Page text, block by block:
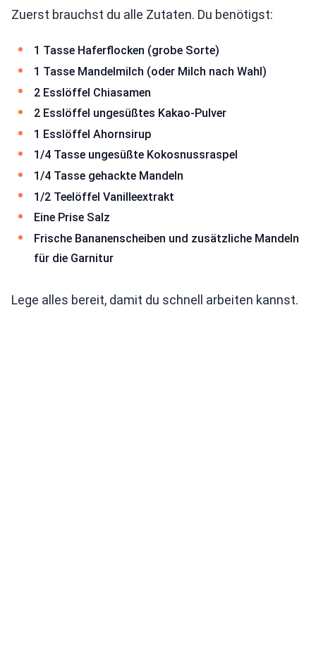
Zuerst brauchst du alle Zutaten. Du benötigst:
1 Tasse Haferflocken (grobe Sorte)
1 Tasse Mandelmilch (oder Milch nach Wahl)
2 Esslöffel Chiasamen
2 Esslöffel ungesüßtes Kakao-Pulver
1 Esslöffel Ahornsirup
1/4 Tasse ungesüßte Kokosnussraspel
1/4 Tasse gehackte Mandeln
1/2 Teelöffel Vanilleextrakt
Eine Prise Salz
Frische Bananenscheiben und zusätzliche Mandeln
für die Garnitur
Lege alles bereit, damit du schnell arbeiten kannst.